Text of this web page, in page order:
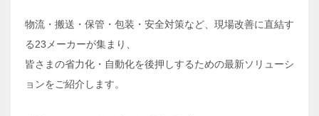
物流・搬送・保管・包装・安全対策など、現場改善に直結す
る23メーカーが集まり、
皆さまの省力化・自動化を後押しするための最新ソリューシ
ョンをご紹介します。